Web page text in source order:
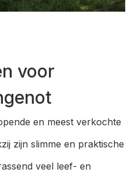
voor
en meest verkochte
zijn slimme en praktische
veel leef- en